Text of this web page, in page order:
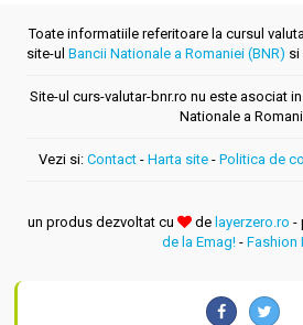
Toate informatiile referitoare la cursul
site-ul Bancii Nationale a Romaniei (BNR) si
Site-ul curs-valutar-bnr.ro nu este asociat
Nationale a
Vezi si: Contact - Harta site - Politica de
un produs dezvoltat cu de layerzero.ro -
de la Emag!- Fashion